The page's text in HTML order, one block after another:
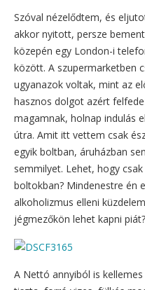
Szóval nézelődtem, és
akkor nyitott, persze
közepén egy London-i
között. A szupermarketben
ugyanazok voltak, mint az
hasznos dolgot azért
magamnak, holnap indulás
útra. Amit itt vettem csak
egyik boltban, áruházban
semmilyet. Lehet, hogy
boltokban? Mindenestre én
alkoholizmus elleni
jégmezőkön lehet kapni piát?
A Nettó annyiból is